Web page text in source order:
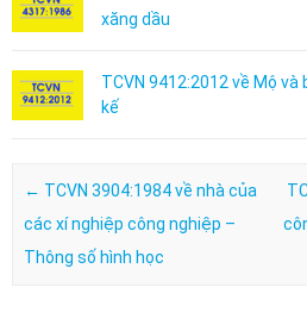
xăng dầu
TCVN 9412:2012 về Mộ
kế
Post navigation
← TCVN 3904:1984 về nhà của
các xí nghiệp công nghiệp –
Thông số hình học